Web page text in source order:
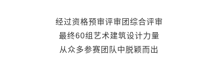
经过资格预审评审团综合评审
最终60组艺术建筑设计力量
从众多参赛团队中脱颖而出